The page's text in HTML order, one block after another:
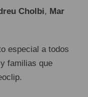
Cholbi, Mar
especial a todos
familias que